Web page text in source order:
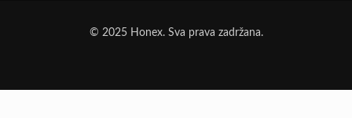
© 2025 Honex. Sva prava zadržana.